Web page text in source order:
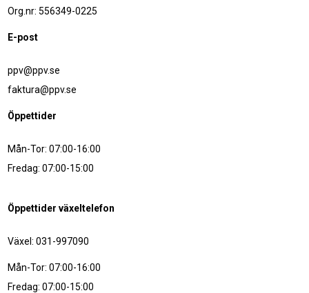
Org.nr: 556349-0225
E-post
ppv@ppv.se
faktura@ppv.se
Öppettider
Mån-Tor: 07:00-16:00
Fredag: 07:00-15:00
Öppettider växeltelefon
Växel: 031-997090
Mån-Tor: 07:00-16:00
Fredag: 07:00-15:00